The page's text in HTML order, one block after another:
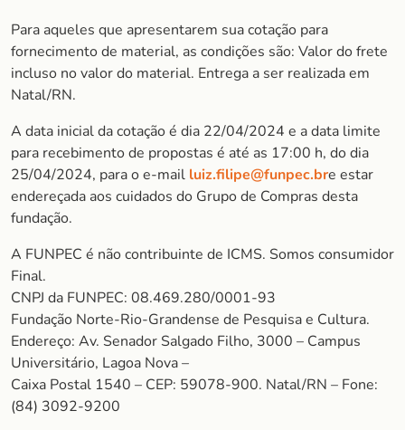
Para aqueles que apresentarem sua cotação para
fornecimento de material, as condições são: Valor do frete
incluso no valor do material. Entrega a ser realizada em
Natal/RN.
A data inicial da cotação é dia 22/04/2024 e a data limite
para recebimento de propostas é até as 17:00 h, do dia
25/04/2024, para o e-mail luiz.filipe@funpec.bre estar
endereçada aos cuidados do Grupo de Compras desta
fundação.
A FUNPEC é não contribuinte de ICMS. Somos consumidor
Final.
CNPJ da FUNPEC: 08.469.280/0001-93
Fundação Norte-Rio-Grandense de Pesquisa e Cultura.
Endereço: Av. Senador Salgado Filho, 3000 – Campus
Universitário, Lagoa Nova –
Caixa Postal 1540 – CEP: 59078-900. Natal/RN – Fone:
(84) 3092-9200